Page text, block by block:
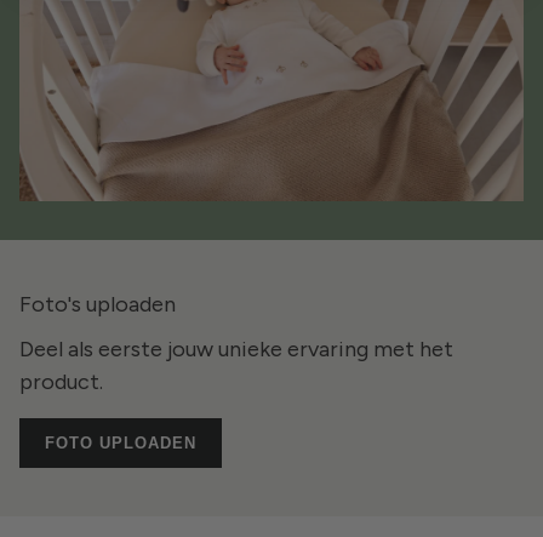
Foto's uploaden
Deel als eerste jouw unieke ervaring met het
product.
FOTO UPLOADEN